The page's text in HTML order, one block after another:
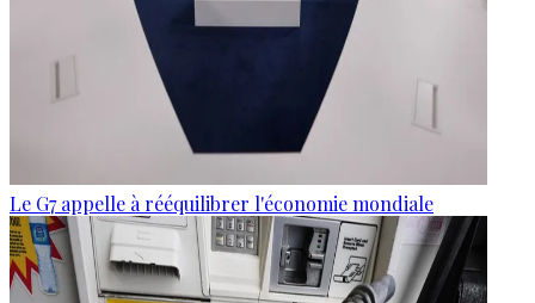
Le G7 appelle à rééquilibrer l'économie mondiale